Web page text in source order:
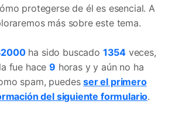
protegerse de él es esencial. A
más sobre este tema.
ha sido buscado 1354veces,
fue hace9 horas y y aún no ha
spam, puedesser el primero
del siguiente formulario.